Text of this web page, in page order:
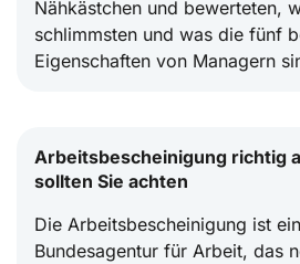
Nähkästchen und bewerteten,
schlimmsten und was die fünf
Eigenschaften von Managern
Arbeitsbescheinigung richtig
sollten Sie achten
Die Arbeitsbescheinigung ist
Bundesagentur für Arbeit, das